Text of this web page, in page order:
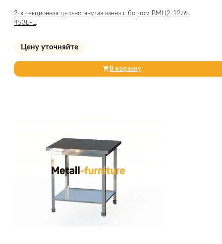
2-х секционная цельнотянутая ванна с бортом ВМЦ2-12/6-
453Б-Ц
Цену уточняйте
В корзину